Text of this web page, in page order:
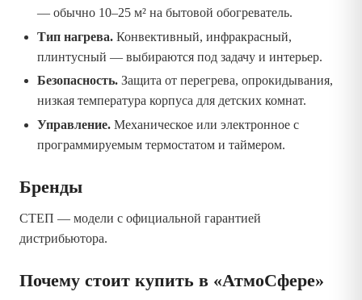
— обычно 10–25 м² на бытовой обогреватель.
Тип нагрева. Конвективный, инфракрасный,
плинтусный — выбираются под задачу и интерьер.
Безопасность. Защита от перегрева, опрокидывания,
низкая температура корпуса для детских комнат.
Управление. Механическое или электронное с
программируемым термостатом и таймером.
Бренды
СТЕП — модели с официальной гарантией
дистрибьютора.
Почему стоит купить в «АтмоСфере»